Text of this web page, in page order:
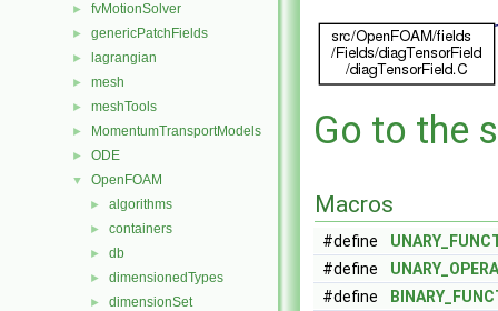
► fvMotionSolver
► genericPatchFields
► lagrangian
► mesh
► meshTools
► MomentumTransportModels
► ODE
▼ OpenFOAM
► algorithms
► containers
► db
► dimensionedTypes
► dimensionSet
Go to the
Macros
#define
#define
#define